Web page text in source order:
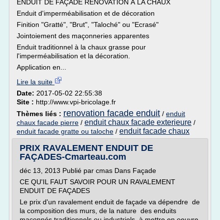
ENDUIT DE FAÇADE RÉNOVATION À LA CHAUX
Enduit d'imperméabilisation et de décoration
Finition "Gratté", "Brut", "Taloché" ou "Ecrasé"
Jointoiement des maçonneries apparentes
Enduit traditionnel à la chaux grasse pour
l'imperméabilisation et la décoration.
Application en...
Lire la suite
Date: 2017-05-02 22:55:38
Site : http://www.vpi-bricolage.fr
Thèmes liés : renovation facade enduit / enduit
chaux facade pierre / enduit chaux facade exterieure /
enduit facade gratte ou taloche / enduit facade chaux
PRIX RAVALEMENT ENDUIT DE
FAÇADES-Cmarteau.com
déc 13, 2013 Publié par cmas Dans Façade
CE QU'IL FAUT SAVOIR POUR UN RAVALEMENT
ENDUIT DE FAÇADES
Le prix d'un ravalement enduit de façade va dépendre de
la composition des murs, de la nature des enduits